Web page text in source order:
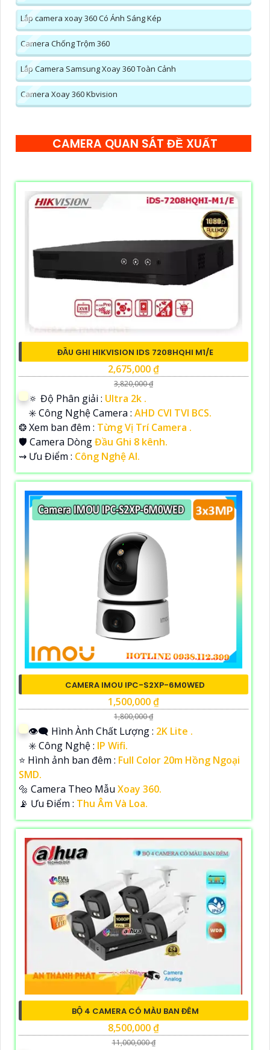
Lắp camera xoay 360 Có Ánh Sáng Kép
Camera Chống Trộm 360
Lắp Camera Samsung Xoay 360 Toàn Cảnh
Camera Xoay 360 Kbvision
CAMERA QUAN SÁT ĐỀ XUẤT
ĐẦU GHI HIKVISION IDS 7208HQHI M1/E
2,675,000 ₫
3,820,000 ₫
🔅 Độ Phân giải : Ultra 2k .
✳️ Công Nghệ Camera : AHD CVI TVI BCS.
❂ Xem ban đêm : Từng Vị Trí Camera .
🛡 Camera DòngĐầu Ghi 8 kênh.
️⇝ Ưu Điểm : Công Nghệ AI.
CAMERA IMOU IPC-S2XP-6M0WED
1,500,000 ₫
1,800,000 ₫
👁️‍🗨 Hình Ành Chất Lượng : 2K Lite .
✳️ Công Nghệ : IP Wifi.
⭐ Hình ảnh ban đêm : Full Color 20m Hồng Ngoại
SMD.
🔩 Camera Theo Mẫu Xoay 360.
️📡 Ưu Điểm : Thu Âm Và Loa.
BỘ 4 CAMERA CÓ MÀU BAN ĐÊM
8,500,000 ₫
11,000,000 ₫